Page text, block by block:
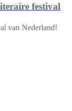
festival
van Nederland!